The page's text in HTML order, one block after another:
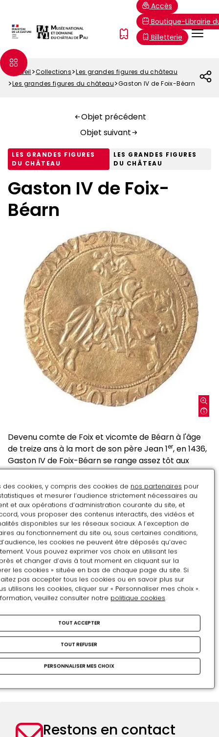
contenu
principal
Menu
FR
Accès
Boutique-Librairie
Billetterie
Fil
Accueil Collections
Les grandes figures du château
Les grandes figures du château Gaston IV de Foix-Béarn
LES GRANDES FIGURES
DU CHÂTEAU
LES GRANDES FIGURES
DU CHÂTEAU
Gaston IV de Foix-
Béarn
Objet précédent
Objet suivant
Devenu comte de Foix et vicomte de Béarn à l'âge
de treize ans à la mort de son père Jean 1er, en 1436,
Gaston IV de Foix-Béarn se range assez tôt aux
côtés du roi de France Charles VII dont il devient un
allié de poids. Gaston IV participe ainsi à plusieurs
campagnes militaires victorieuses au sud du
royaume, marquées par les prises de Mauléon,
Guiche, Dax, Bayonne et Bordeaux. Le roi le comble
de bienfaits : il le nomme lieutenant général de
Guyenne et Gascogne et marie sa propre fille
Madeleine de France avec Gaston, le fils du comte
de Foix. Gaston IV ne se désintéresse pas pour
autant de ses terres, venant régulièrement à Pau,
surtout après la mort de Charles VII. Il fait réaliser
d'importants travaux dans son château vicomtal et
favorise la ville dont il veut faire la capitale du Béarn.
Grâce à son mariage avec Eléonore de Navarre,
Gaston IV est reconnu comme l'héritier du royaume
de Navarre, dont le territoire s'étend de part et
d'autre des Pyrénées. Il meurt en 1472 avant d'avoir
pu ceindre la couronne royale qui reviendra en 1480
Restons en contact
des cookies, y compris des cookies de nos partenaires pour
et mesurer l’audience strictement nécessaires au
et aux opérations d’administration courante du site, et
vous proposer des contenus interactifs, des vidéos et
disponibles sur les réseaux sociaux. A l’exception de
au fonctionnement du site ou, sous certaines conditions,
les cookies ne peuvent être déposés qu’avec
Vous pouvez exprimer vos choix en utilisant les
et changer d’avis à tout moment en cliquant sur la
les cookies » située en bas de chaque page du site. Si
pas accepter tous les cookies ou en savoir plus sur
utilisons les cookies, cliquer sur « Personnaliser mes choix ».
veuillez consulter notre politique cookies.
TOUT ACCEPTER
TOUT REFUSER
PERSONNALISER MES CHOIX